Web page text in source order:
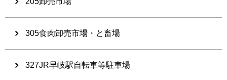
305食肉卸売市場・と畜場
327JR早岐駅自転車等駐車場